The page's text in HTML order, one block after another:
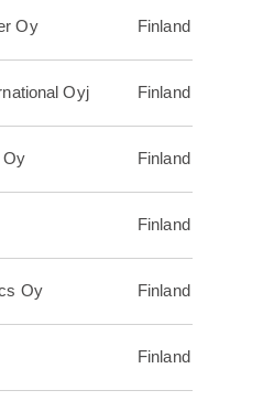
Oy Finland
Oyj Finland
Oy Finland
Finland
Oy Finland
Finland